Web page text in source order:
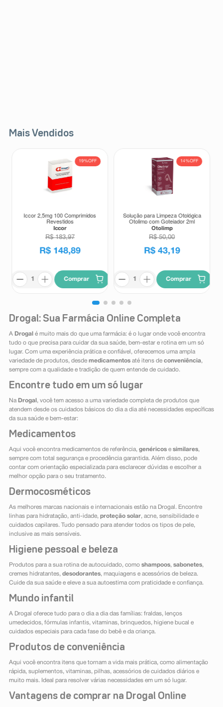
Mais Vendidos
19%OFF
Iccor 2,5mg 100 Comprimidos
Revestidos
Iccor
R$ 183,97
R$ 148,89
Comprar
14%OFF
Solução para Limpeza Otológica
Otolimp com Gotejador 2ml
Otolimp
R$ 50,00
R$ 43,19
Comprar
Drogal: Sua Farmácia Online Completa
A Drogal é muito mais do que uma farmácia: é o lugar onde você encontra
tudo o que precisa para cuidar da sua saúde, bem-estar e rotina em um só
lugar. Com uma experiência prática e confiável, oferecemos uma ampla
variedade de produtos, desde medicamentosaté itens de conveniência,
sempre com a qualidade e tradição de quem entende de cuidado.
Encontre tudo em um só lugar
Na Drogal , você tem acesso a uma variedade completa de produtos que
atendem desde os cuidados básicos do dia a dia até necessidades específicas
da sua saúde e bem-estar:
Medicamentos
Aqui você encontra medicamentos de referência, genéricose similares,
sempre com total segurança e procedência garantida. Além disso, pode
contar com orientação especializada para esclarecer dúvidas e escolher a
melhor opção para o seu tratamento.
Dermocosméticos
As melhores marcas nacionais e internacionais estão na Drogal. Encontre
linhas para hidratação, anti-idade, proteção solar, acne, sensibilidade e
cuidados capilares. Tudo pensado para atender todos os tipos de pele,
inclusive as mais sensíveis.
Higiene pessoal e beleza
Produtos para a sua rotina de autocuidado, como shampoos, sabonetes,
cremes hidratantes, desodorantes, maquiagens e acessórios de beleza.
Cuide da sua saúde e eleve a sua autoestima com praticidade e confiança.
Mundo infantil
A Drogal oferece tudo para o dia a dia das famílias: fraldas, lenços
umedecidos, fórmulas infantis, vitaminas, brinquedos, higiene bucal e
cuidados especiais para cada fase do bebê e da criança.
Produtos de conveniência
Aqui você encontra itens que tornam a vida mais prática, como alimentação
rápida, suplementos, vitaminas, pilhas, acessórios de cuidados diários e
muito mais. Ideal para resolver várias necessidades em um só lugar.
Vantagens de comprar na Drogal Online